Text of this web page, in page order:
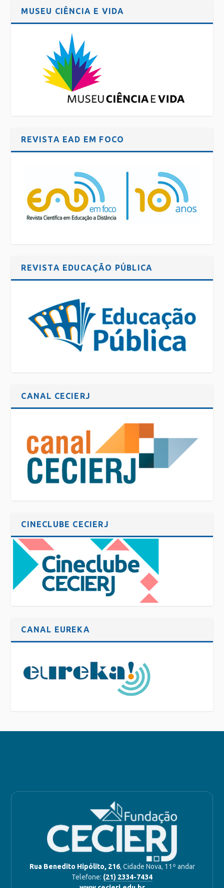
MUSEU CIÊNCIA E VIDA
REVISTA EAD EM FOCO
REVISTA EDUCAÇÃO PÚBLICA
CANAL CECIERJ
CINECLUBE CECIERJ
CANAL EUREKA
Rua Benedito Hipólito, 216, Cidade Nova, 11º andar
Telefone: (21) 2334-7434